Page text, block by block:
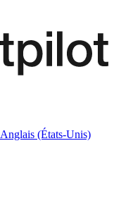
Anglais (États-Unis)